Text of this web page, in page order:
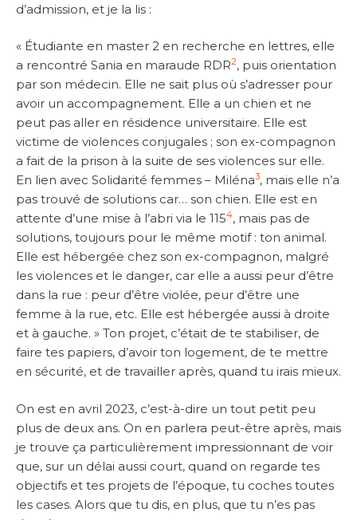
d’admission, et je la lis :
« Étudiante en master 2 en recherche en lettres, elle
a rencontré Sania en maraude RDR2, puis orientation
par son médecin. Elle ne sait plus où s’adresser pour
avoir un accompagnement. Elle a un chien et ne
peut pas aller en résidence universitaire. Elle est
victime de violences conjugales ; son ex-compagnon
a fait de la prison à la suite de ses violences sur elle.
En lien avec Solidarité femmes – Miléna3, mais elle n’a
pas trouvé de solutions car… son chien. Elle est en
attente d’une mise à l’abri via le 1154, mais pas de
solutions, toujours pour le même motif : ton animal.
Elle est hébergée chez son ex-compagnon, malgré
les violences et le danger, car elle a aussi peur d’être
dans la rue : peur d’être violée, peur d’être une
femme à la rue, etc. Elle est hébergée aussi à droite
et à gauche. » Ton projet, c’était de te stabiliser, de
faire tes papiers, d’avoir ton logement, de te mettre
en sécurité, et de travailler après, quand tu irais mieux.
On est en avril 2023, c’est-à-dire un tout petit peu
plus de deux ans. On en parlera peut-être après, mais
je trouve ça particulièrement impressionnant de voir
que, sur un délai aussi court, quand on regarde tes
objectifs et tes projets de l’époque, tu coches toutes
les cases. Alors que tu dis, en plus, que tu n’es pas